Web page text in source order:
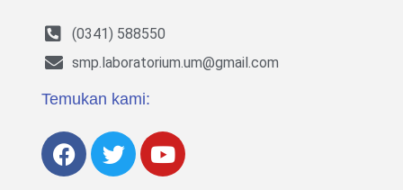
(0341) 588550
smp.laboratorium.um@gmail.com
Temukan kami: